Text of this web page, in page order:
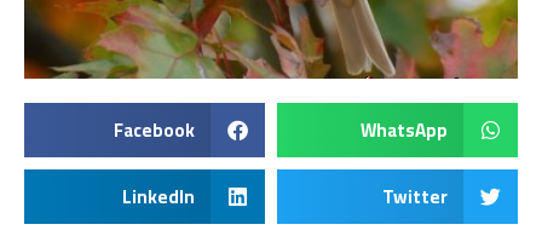
WhatsApp
Facebook
Twitter
LinkedIn